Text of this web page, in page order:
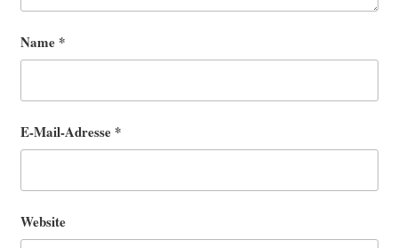
Name *
E-Mail-Adresse *
Website